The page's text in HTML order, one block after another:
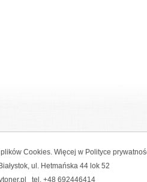
Cookies. Więcej w Polityce
ul. Hetmańska 44 lok 52
tel. +48 692446414